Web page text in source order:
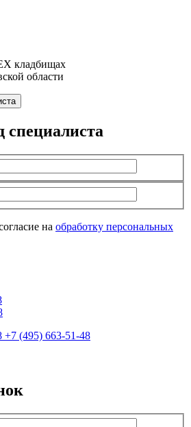
кладбищах
области
специалиста
на обработку персональных
+7 (495) 663-51-48